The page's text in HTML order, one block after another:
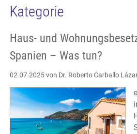
Kategorie
Haus- und
Spanien – Was tun?
02.07.2025von Dr. Roberto Carballo